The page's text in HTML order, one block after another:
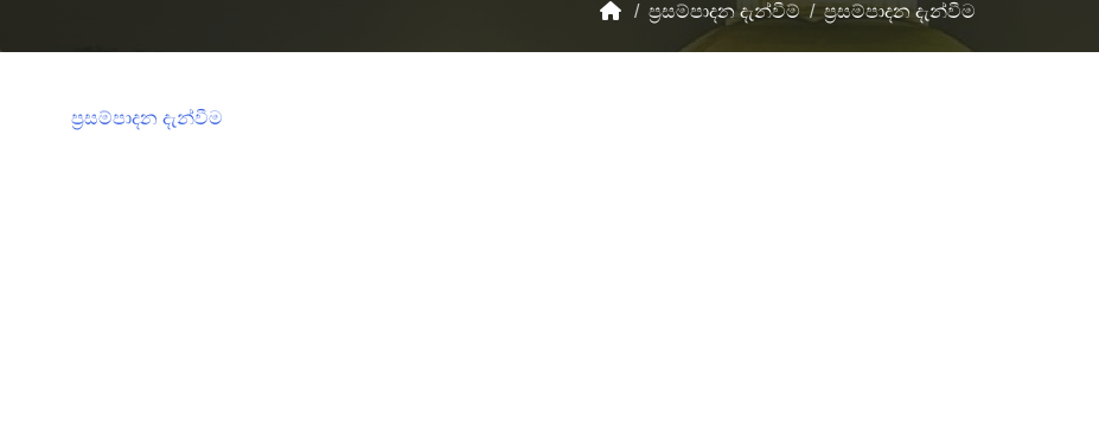
/ ප්‍රසම්පාදන දැන්වීම් / ප්‍රසම්පාදන දැන්වීම
ප්‍රසම්පාදන දැන්වීම